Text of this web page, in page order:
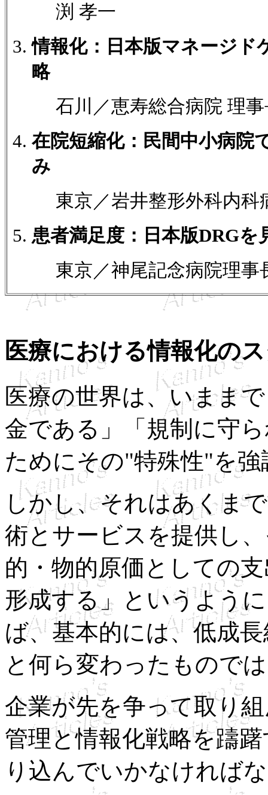
渕 孝一
情報化：日本版マネージド
略
石川／恵寿総合病院 理
在院短縮化：民間中小病院
み
東京／岩井整形外科内科
患者満足度：日本版DRGを
東京／神尾記念病院理事
医療における情報化の
医療の世界は、いまま
金である」「規制に守
ためにその"特殊性"を
しかし、それはあくま
術とサービスを提供し
的・物的原価としての
形成する」というよう
ば、基本的には、低成
と何ら変わったもので
企業が先を争って取り
管理と情報化戦略を躊
り込んでいかなければ